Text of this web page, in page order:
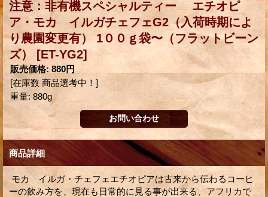
注意：非有機スペシャルティー エチオピ
ア・モカ イルガチェフェG2（入荷時期によ
り農園変更有） 1００ｇ袋〜（フラットビーン
ズ）
[ET-YG2]
販売価格: 880円
[在庫数 商品選考中！]
重量: 880g
商品詳細
モカ イルガ・チェフェエチオピアは古来から伝わるコーヒ
ーの飲み方を、現在も日常的に見る事が出来る、アフリカで